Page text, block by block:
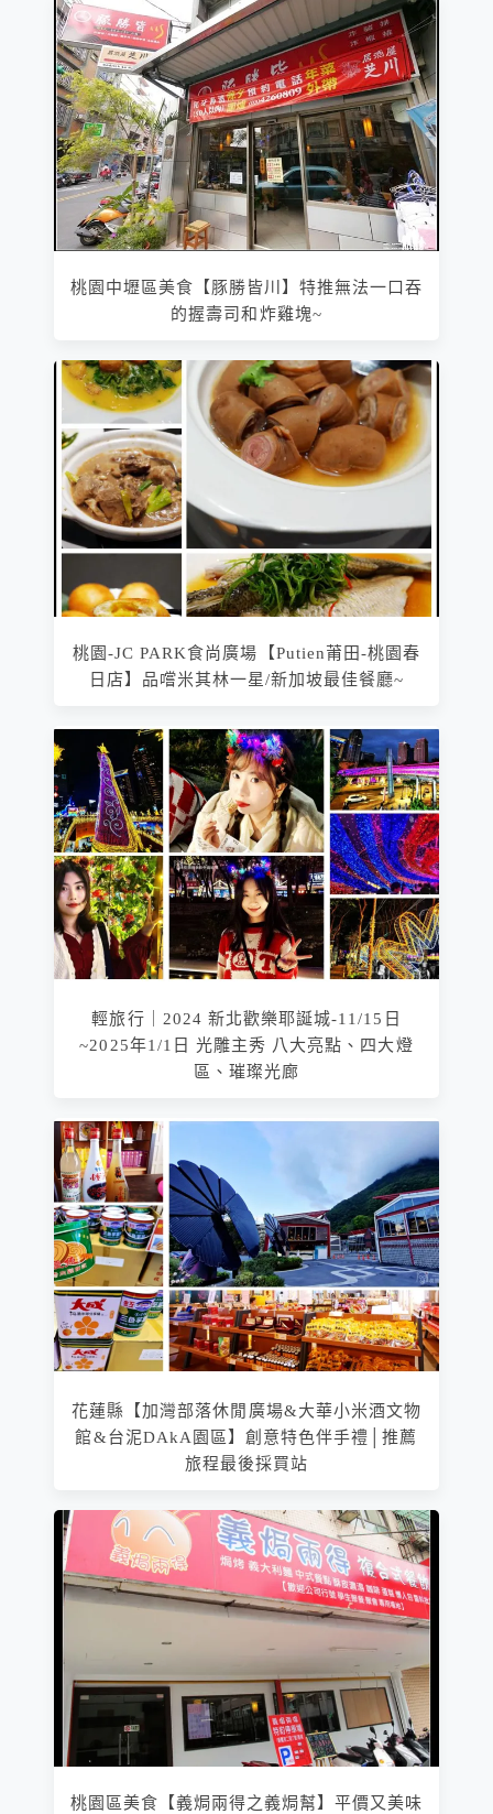
桃園中壢區美食【豚勝皆川】特推無法一口吞
的握壽司和炸雞塊~
桃園-JC PARK食尚廣場【Putien莆田-桃園春
日店】品嚐米其林一星/新加坡最佳餐廳~
輕旅行｜2024 新北歡樂耶誕城-11/15日
~2025年1/1日 光雕主秀 八大亮點、四大燈
區、璀璨光廊
花蓮縣【加灣部落休閒廣場&大華小米酒文物
館&台泥DAkA園區】創意特色伴手禮│推薦
旅程最後採買站
桃園區美食【義焗兩得之義焗幫】平價又美味